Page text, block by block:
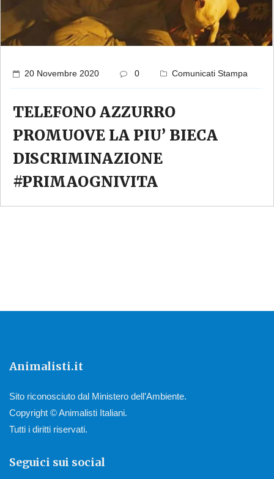
20 Novembre 2020 0 Comunicati Stampa
TELEFONO AZZURRO
PROMUOVE LA PIU’ BIECA
DISCRIMINAZIONE
#PRIMAOGNIVITA
Animalisti.it
Sito riconosciuto dal Ministero dell’Ambiente.
Copyright © Animalisti Italiani.
Tutti i diritti riservati.
Seguici sui social